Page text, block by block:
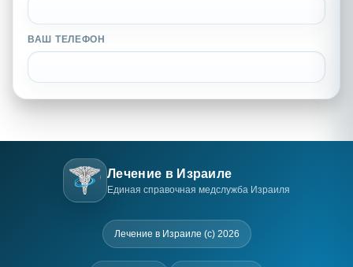
ВАШ ТЕЛЕФОН
Лечение в Израиле
Единая справочная медслужба Израиля
Лечение в Израиле (c) 2026